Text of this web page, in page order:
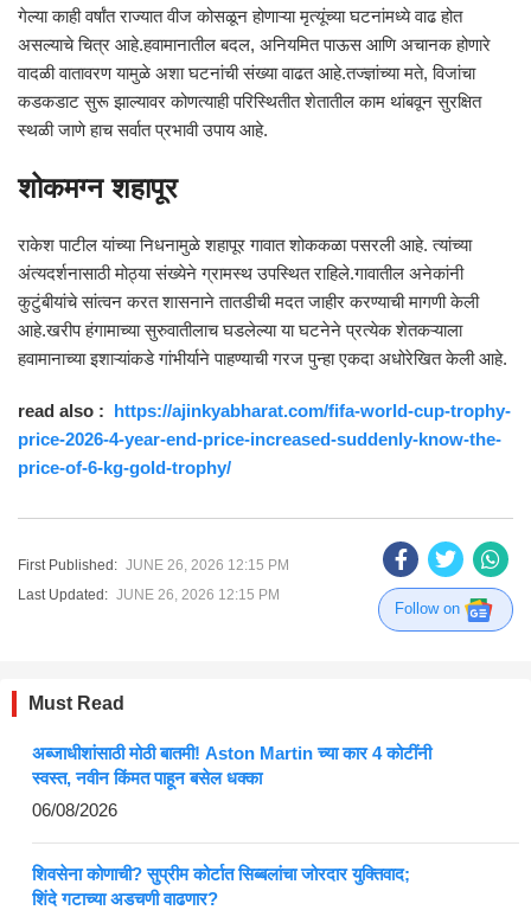
गेल्या काही वर्षांत राज्यात वीज कोसळून होणाऱ्या मृत्यूंच्या घटनांमध्ये वाढ होत
असल्याचे चित्र आहे.हवामानातील बदल, अनियमित पाऊस आणि अचानक होणारे
वादळी वातावरण यामुळे अशा घटनांची संख्या वाढत आहे.तज्ज्ञांच्या मते, विजांचा
कडकडाट सुरू झाल्यावर कोणत्याही परिस्थितीत शेतातील काम थांबवून सुरक्षित
स्थळी जाणे हाच सर्वात प्रभावी उपाय आहे.
शोकमग्न शहापूर
राकेश पाटील यांच्या निधनामुळे शहापूर गावात शोककळा पसरली आहे. त्यांच्या
अंत्यदर्शनासाठी मोठ्या संख्येने ग्रामस्थ उपस्थित राहिले.गावातील अनेकांनी
कुटुंबीयांचे सांत्वन करत शासनाने तातडीची मदत जाहीर करण्याची मागणी केली
आहे.खरीप हंगामाच्या सुरुवातीलाच घडलेल्या या घटनेने प्रत्येक शेतकऱ्याला
हवामानाच्या इशाऱ्यांकडे गांभीर्याने पाहण्याची गरज पुन्हा एकदा अधोरेखित केली आहे.
read also : https://ajinkyabharat.com/fifa-world-cup-trophy-
price-2026-4-year-end-price-increased-suddenly-know-the-
price-of-6-kg-gold-trophy/
First Published: JUNE 26, 2026 12:15 PM
Last Updated: JUNE 26, 2026 12:15 PM
Follow on
Must Read
अब्जाधीशांसाठी मोठी बातमी! Aston Martin च्या कार 4 कोटींनी
स्वस्त, नवीन किंमत पाहून बसेल धक्का
06/08/2026
शिवसेना कोणाची? सुप्रीम कोर्टात सिब्बलांचा जोरदार युक्तिवाद;
शिंदे गटाच्या अडचणी वाढणार?